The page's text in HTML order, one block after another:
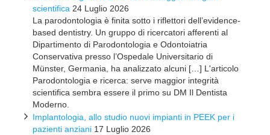
scientifica 24 Luglio 2026
La parodontologia è finita sotto i riflettori dell’evidence-
based dentistry. Un gruppo di ricercatori afferenti al
Dipartimento di Parodontologia e Odontoiatria
Conservativa presso l’Ospedale Universitario di
Münster, Germania, ha analizzato alcuni […] L'articolo
Parodontologia e ricerca: serve maggior integrità
scientifica sembra essere il primo su DM Il Dentista
Moderno.
Implantologia, allo studio nuovi impianti in PEEK per i
pazienti anziani 17 Luglio 2026